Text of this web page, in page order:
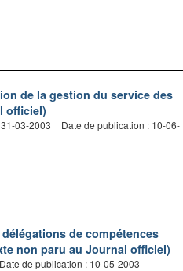
de la gestion du service des
officiel)
03-2003
Date de publication : 10-06-
de compétences
non paru au Journal officiel)
Date de publication : 10-05-2003